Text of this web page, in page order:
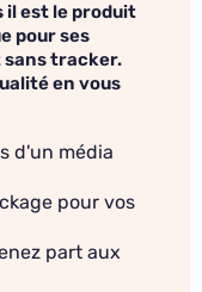
il est le produit
pour ses
sans tracker.
en vous
d'un média
pour vos
part aux